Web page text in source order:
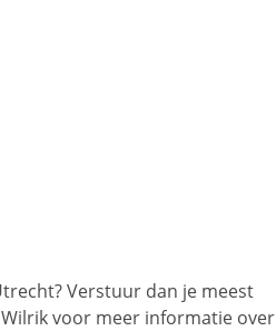
Verstuur dan je meest
voor meer informatie over